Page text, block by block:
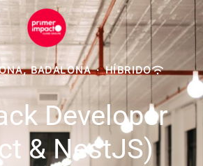
BADALONA · HÍBRIDO
Developer
& NestJS)